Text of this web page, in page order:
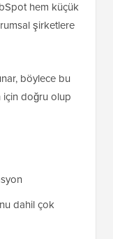
hem küçük
şirketlere
böylece bu
için doğru olup
dahil çok